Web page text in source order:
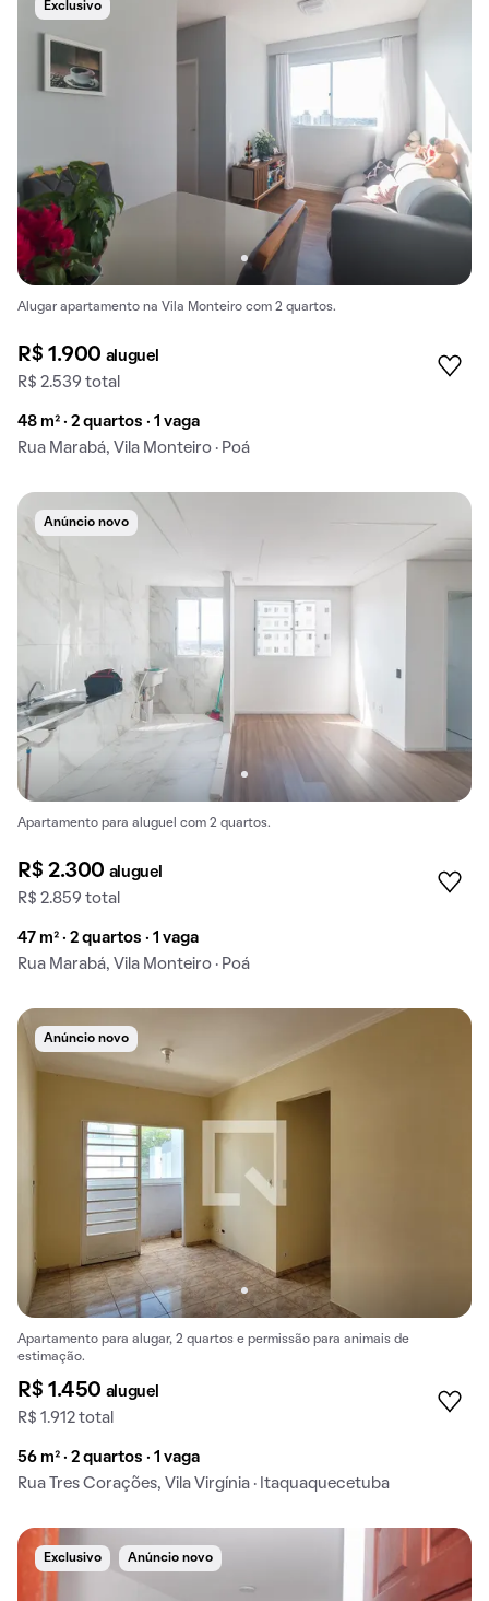
Exclusivo
Alugar apartamento na Vila Monteiro com 2 quartos.
R$ 1.900 aluguel
R$ 2.539 total
48 m² · 2 quartos · 1 vaga
Rua Marabá, Vila Monteiro · Poá
Anúncio novo
Apartamento para aluguel com 2 quartos.
R$ 2.300 aluguel
R$ 2.859 total
47 m² · 2 quartos · 1 vaga
Rua Marabá, Vila Monteiro · Poá
Anúncio novo
Apartamento para alugar, 2 quartos e permissão para animais de
estimação.
R$ 1.450 aluguel
R$ 1.912 total
56 m² · 2 quartos · 1 vaga
Rua Tres Corações, Vila Virgínia · Itaquaquecetuba
Exclusivo Anúncio novo